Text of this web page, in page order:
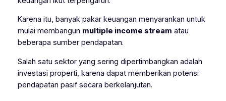
Karena itu, banyak pakar keuangan menyarankan untuk
mulai membangun multiple income stream atau
beberapa sumber pendapatan.
Salah satu sektor yang sering dipertimbangkan adalah
investasi properti, karena dapat memberikan potensi
pendapatan pasif secara berkelanjutan.